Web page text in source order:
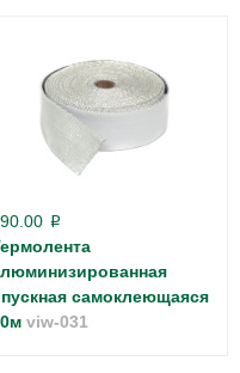
p
самоклеющаяся
viw-031